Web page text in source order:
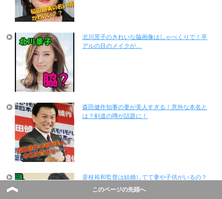
北川景子のきれいな脇画像はしゃべくりで！卒
アルの目のメイクが…
森田健作知事の妻が美人すぎる！意外な本名と
は？剣道の噂が話題に！
是枝裕和監督は結婚してて妻や子供がいるの？
意外な性格と才能が話題！
このページの先頭へ